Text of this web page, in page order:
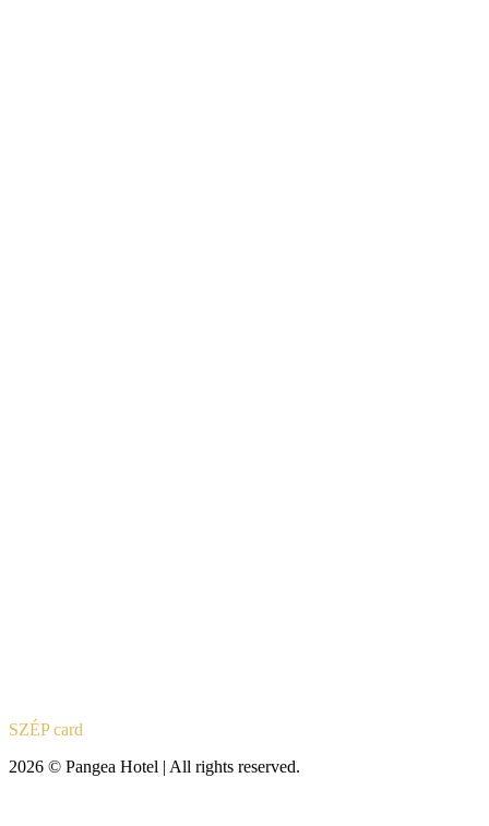
SZÉP card
2026 © Pangea Hotel | All rights reserved.